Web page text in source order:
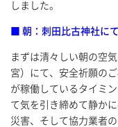
しました。
■ 朝：刺田比古神社に
まずは清々しい朝の空
宮）にて、安全祈願の
が稼働しているタイミ
て気を引き締めて静か
災害、そして協力業者